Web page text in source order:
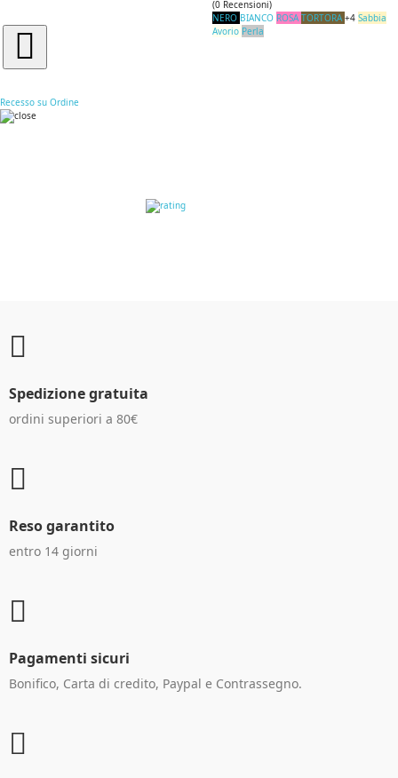
(0 Recensioni)
NERO BIANCO ROSA TORTORA +4 Sabbia
Avorio Perla
Recesso su Ordine
RECENSIONI DEI
Spedizione gratuita
ordini superiori a 80€
Reso garantito
entro 14 giorni
Pagamenti sicuri
Bonifico, Carta di credito, Paypal e Contrassegno.